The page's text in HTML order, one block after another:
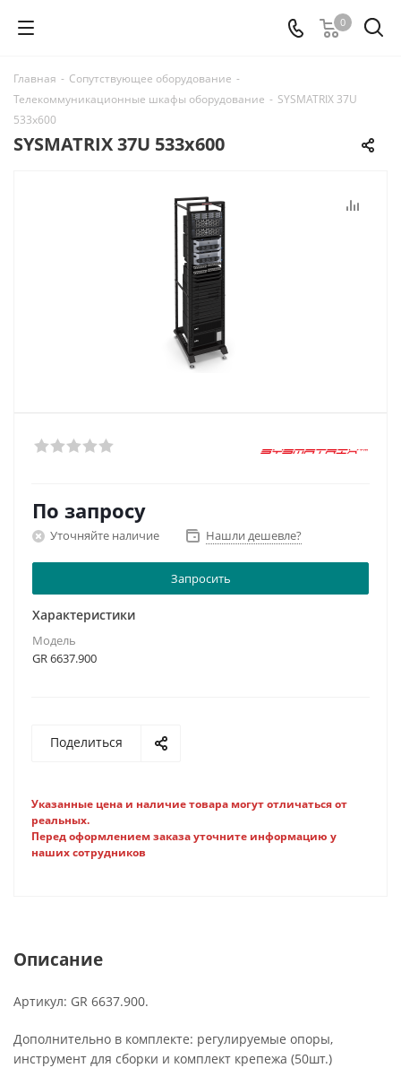
0
Главная - Сопутствующее оборудование -
Телекоммуникационные шкафы оборудование - SYSMATRIX 37U
533x600
SYSMATRIX 37U 533x600
По запросу
Уточняйте наличие Нашли дешевле?
Запросить
Характеристики
Модель
GR 6637.900
Поделиться
Указанные цена и наличие товара могут отличаться от
реальных.
Перед оформлением заказа уточните информацию у
наших сотрудников
Описание
Артикул: GR 6637.900.
Дополнительно в комплекте: регулируемые опоры,
инструмент для сборки и комплект крепежа (50шт.)